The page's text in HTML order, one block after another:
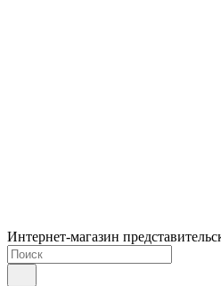
Интернет-магазин